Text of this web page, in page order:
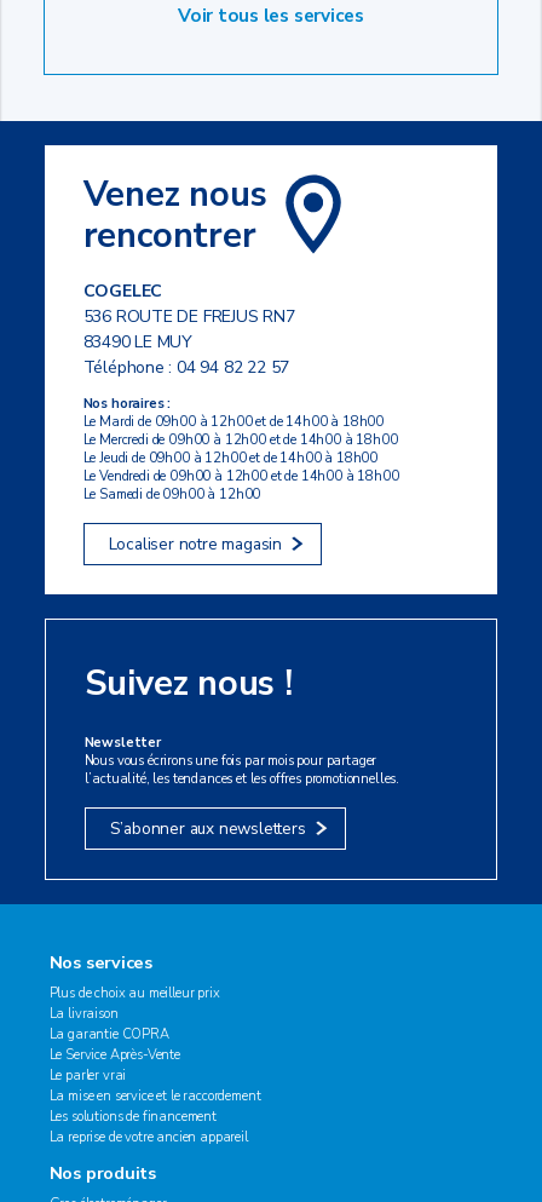
Voir tous les services
Venez nous
rencontrer
COGELEC
536 ROUTE DE FREJUS RN7
83490 LE MUY
Téléphone :04 94 82 22 57
Nos horaires :
Le Mardi de 09h00 à 12h00 et de 14h00 à 18h00
Le Mercredi de 09h00 à 12h00 et de 14h00 à 18h00
Le Jeudi de 09h00 à 12h00 et de 14h00 à 18h00
Le Vendredi de 09h00 à 12h00 et de 14h00 à 18h00
Le Samedi de 09h00 à 12h00
Localiser notre magasin
Suivez nous !
Newsletter
Nous vous écrirons une fois par mois pour partager
l’actualité, les tendances et les offres promotionnelles.
S’abonner aux newsletters
Nos services
Plus de choix au meilleur prix
La livraison
La garantie COPRA
Le Service Après-Vente
Le parler vrai
La mise en service et le raccordement
Les solutions de financement
La reprise de votre ancien appareil
Nos produits